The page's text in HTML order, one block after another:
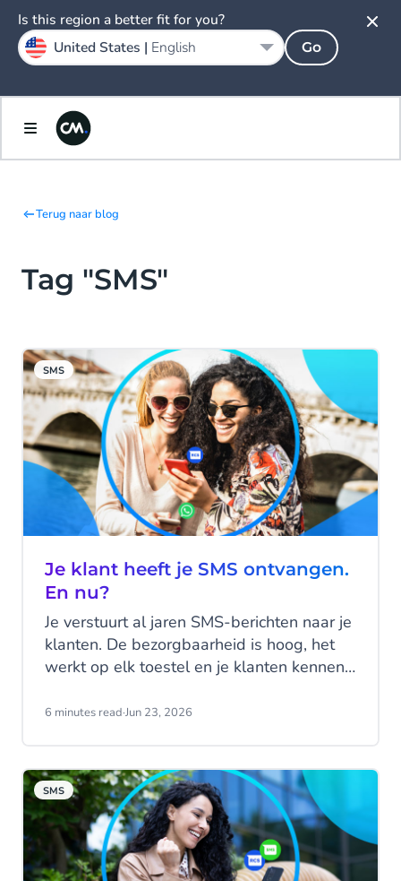
Terug naar blog
Tag "SMS"
SMS
Je klant heeft je SMS ontvangen.
En nu?
Je verstuurt al jaren SMS-berichten naar je
klanten. De bezorgbaarheid is hoog, het
werkt op elk toestel en je klanten kennen
Maar hier zit precies het probleem: SMS
6 minutes read·Jun 23, 2026
SMS
Is this region a better fit for you?
United States | English Go